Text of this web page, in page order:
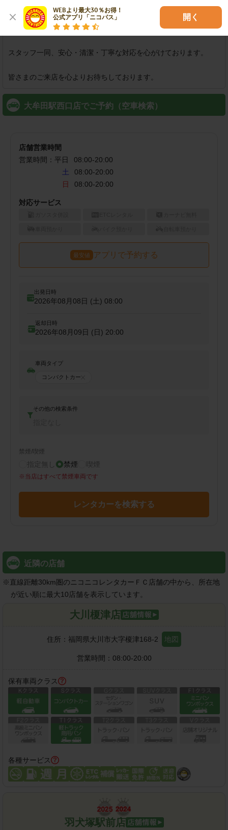
WEBより最大30％お得！
公式アプリ「ニコパス」
開く
コンパクトカーからミニバンまで取り揃え、皆さまの快適なお出
かけをサポートいたします。
スタッフ一同、安心・清潔・丁寧な対応を心がけております。
皆さまのご来店を心よりお待ちしております。
大牟田駅西口店でご予約（空車検索）
店舗営業時間
営業時間： 平日 08:00-20:00
土
08:00-20:00
日
08:00-20:00
対応サービス
最安値 アプリで予約する
出発日時
2026年08月08日 (土) 08:00
返却日時
2026年08月09日 (日) 20:00
車両タイプ
コンパクトカー
その他の検索条件
禁煙/喫煙
指定無し 禁煙 喫煙
※ 当店はすべて禁煙車両です
レンタカーを検索する
近隣の店舗
※直線距離30km圏のニコニコレンタカーＦＣ店舗の中から、所在地
が近い順に最大10店舗を表示しています。
大川榎津店
住所： 福岡県大川市大字榎津168-2 地図
営業時間： 08:00-20:00
保有車両クラス
各種サービス
羽犬塚駅前店